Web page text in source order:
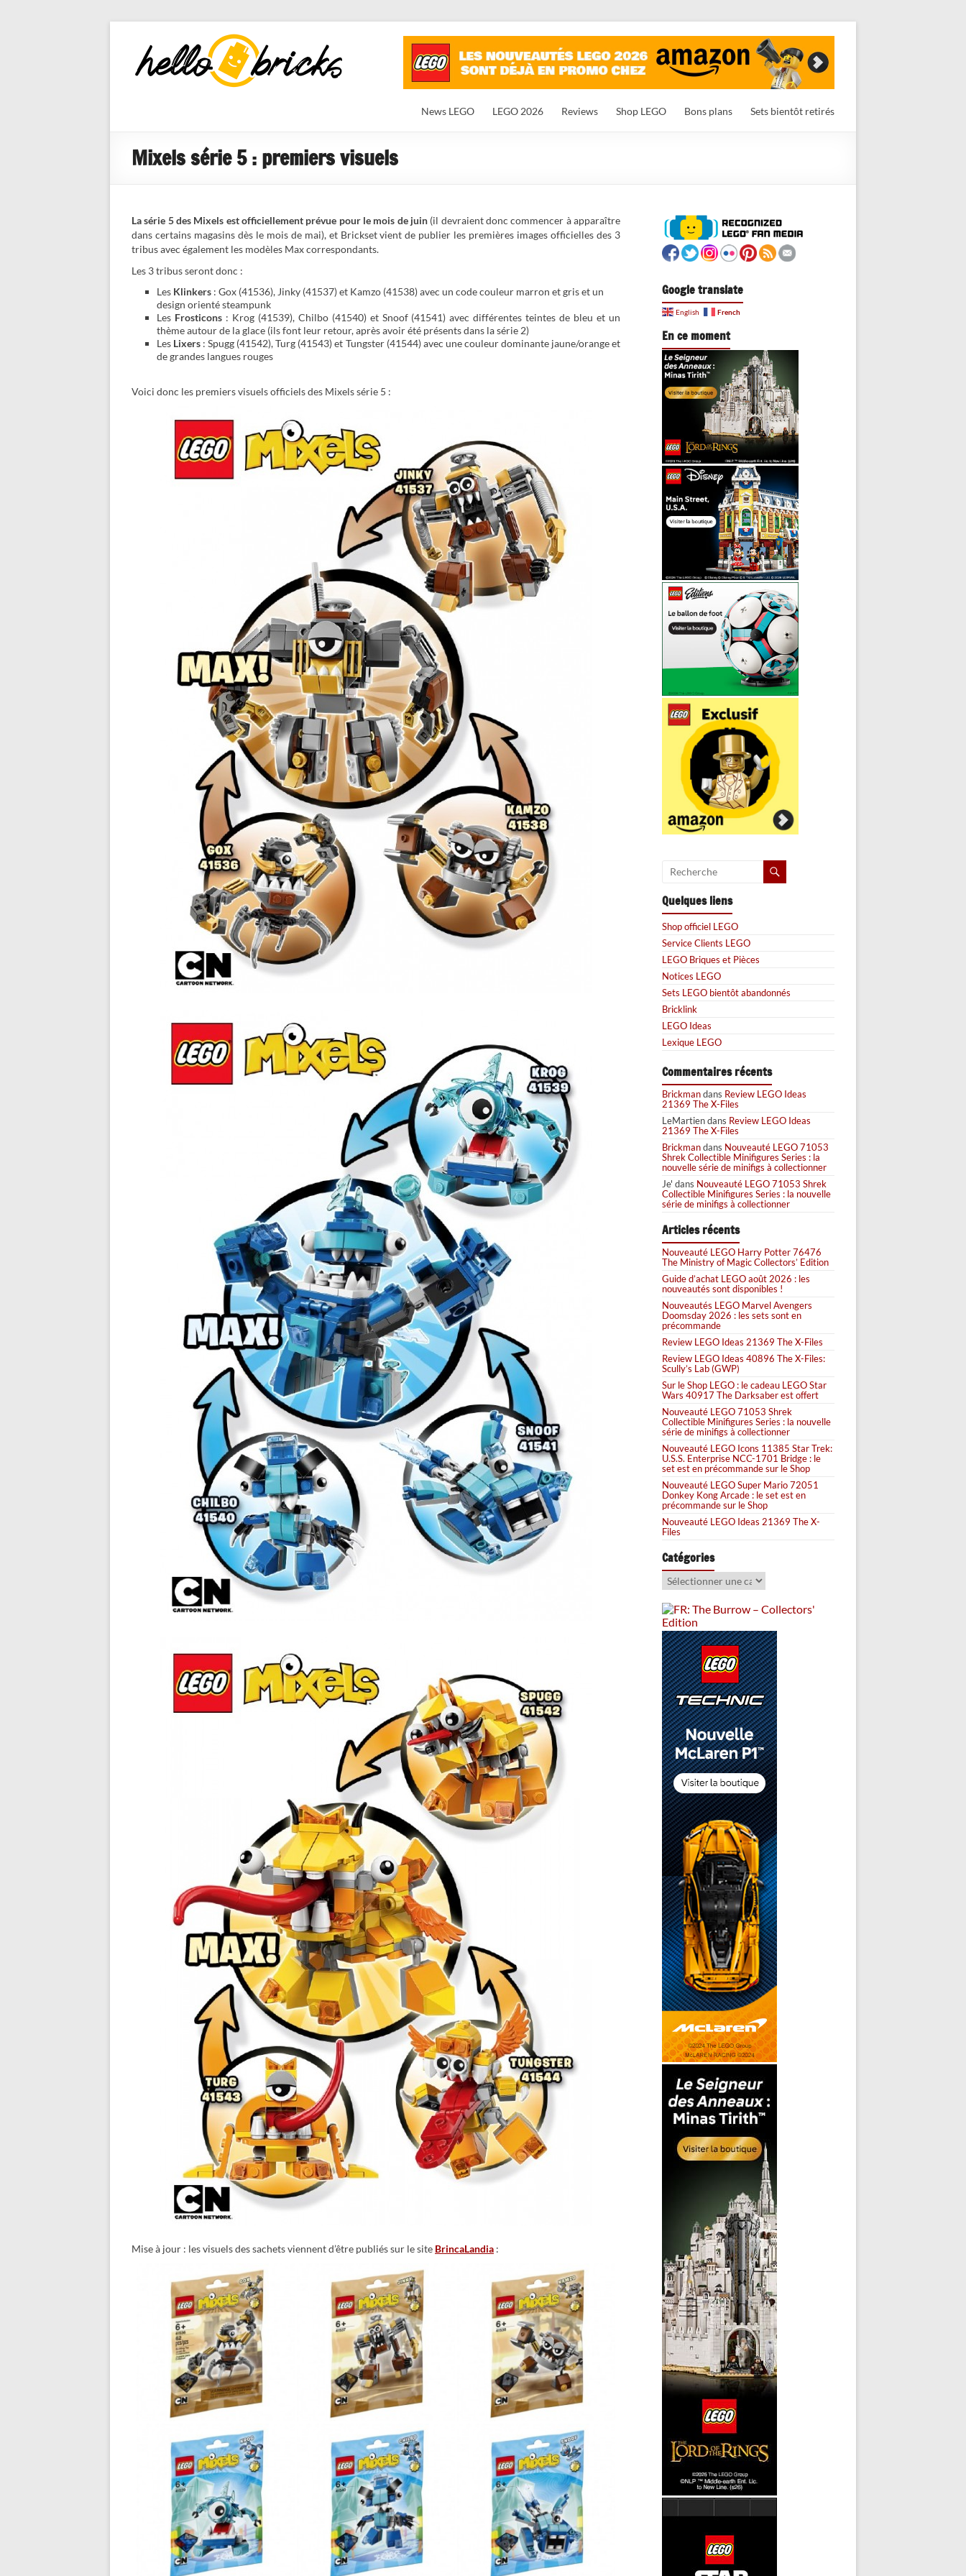
HelloBricks
Blog LEGO,
nouveaut�s
News LEGO LEGO 2026 Reviews Shop LEGO Bons plans Sets bientôt retirés
Mixels série 5 : premiers visuels
La série 5 des Mixels est officiellement prévue pour le mois de juin (il devraient donc commencer à apparaître
dans certains magasins dès le mois de mai), et Brickset vient de publier les premières images officielles des 3
tribus avec également les modèles Max correspondants.
Les 3 tribus seront donc :
Les Klinkers : Gox (41536), Jinky (41537) et Kamzo (41538) avec un code couleur marron et gris et un
design orienté steampunk
Les Frosticons: Krog (41539), Chilbo (41540) et Snoof (41541) avec différentes teintes de bleu et un
thème autour de la glace (ils font leur retour, après avoir été présents dans la série 2)
Les Lixers : Spugg (41542), Turg (41543) et Tungster (41544) avec une couleur dominante jaune/orange et
de grandes langues rouges
Voici donc les premiers visuels officiels des Mixels série 5 :
Mise à jour : les visuels des sachets viennent d’être publiés sur le site BrincaLandia :
Google translate
English French
En ce moment
Quelques liens
Shop officiel LEGO
Service Clients LEGO
LEGO Briques et Pièces
Notices LEGO
Sets LEGO bientôt abandonnés
Bricklink
LEGO Ideas
Lexique LEGO
Commentaires récents
Brickmandans Review LEGO Ideas
21369 The X-Files
LeMartiendans Review LEGO Ideas
21369 The X-Files
Brickmandans Nouveauté LEGO 71053
Shrek Collectible Minifigures Series : la
nouvelle série de minifigs à collectionner
Je' dans Nouveauté LEGO 71053 Shrek
Collectible Minifigures Series : la nouvelle
série de minifigs à collectionner
Articles récents
Nouveauté LEGO Harry Potter 76476
The Ministry of Magic Collectors’ Edition
Guide d’achat LEGO août 2026 : les
nouveautés sont disponibles !
Nouveautés LEGO Marvel Avengers
Doomsday 2026 : les sets sont en
précommande
Review LEGO Ideas 21369 The X-Files
Review LEGO Ideas 40896 The X-Files:
Scully’s Lab (GWP)
Sur le Shop LEGO : le cadeau LEGO Star
Wars 40917 The Darksaber est offert
Nouveauté LEGO 71053 Shrek
Collectible Minifigures Series : la nouvelle
série de minifigs à collectionner
Nouveauté LEGO Icons 11385 Star Trek:
U.S.S. Enterprise NCC-1701 Bridge : le
set est en précommande sur le Shop
Nouveauté LEGO Super Mario 72051
Donkey Kong Arcade : le set est en
précommande sur le Shop
Nouveauté LEGO Ideas 21369 The X-
Files
Catégories
Catégories